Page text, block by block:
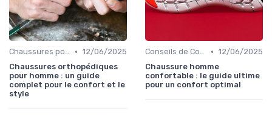
Chaussures pour Conditions Spécifiques • 12/06/2025
Chaussures orthopédiques
pour homme : un guide
complet pour le confort et le
style
Conseils de Confort au Quotidien • 12/06/2025
Chaussure homme
confortable : le guide ultime
pour un confort optimal